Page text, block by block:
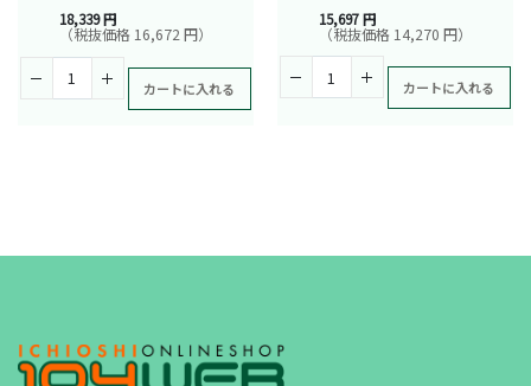
18,339 円
（税抜価格 16,672 円）
カートに入れる
15,697 円
（税抜価格 14,270 円）
カートに入れる